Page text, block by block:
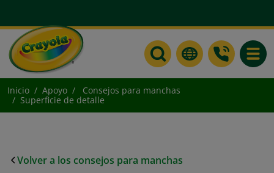
Inicio Apoyo
Consejos para manchas
Superficie de detalle
Volver a los consejos para manchas